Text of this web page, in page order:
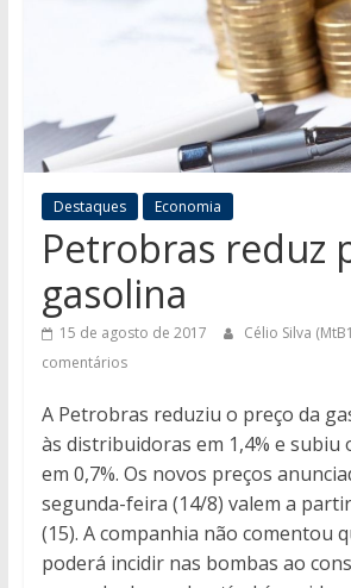
Destaques Economia
Petrobras reduz
gasolina
15 de agosto de 2017 Célio Silva
comentários
A Petrobras reduziu o preço da
às distribuidoras em 1,4% e subiu
em 0,7%. Os novos preços
segunda-feira (14/8) valem a
(15). A companhia não comentou
poderá incidir nas bombas ao